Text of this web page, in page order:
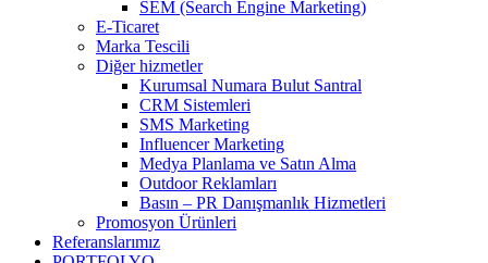
SEM (Search Engine Marketing)
E-Ticaret
Marka Tescili
Diğer hizmetler
Kurumsal Numara Bulut Santral
CRM Sistemleri
SMS Marketing
Influencer Marketing
Medya Planlama ve Satın Alma
Outdoor Reklamları
Basın – PR Danışmanlık Hizmetleri
Promosyon Ürünleri
Referanslarımız